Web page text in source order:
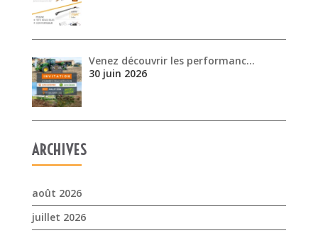
Venez découvrir les performanc…
30 juin 2026
ARCHIVES
août 2026
juillet 2026